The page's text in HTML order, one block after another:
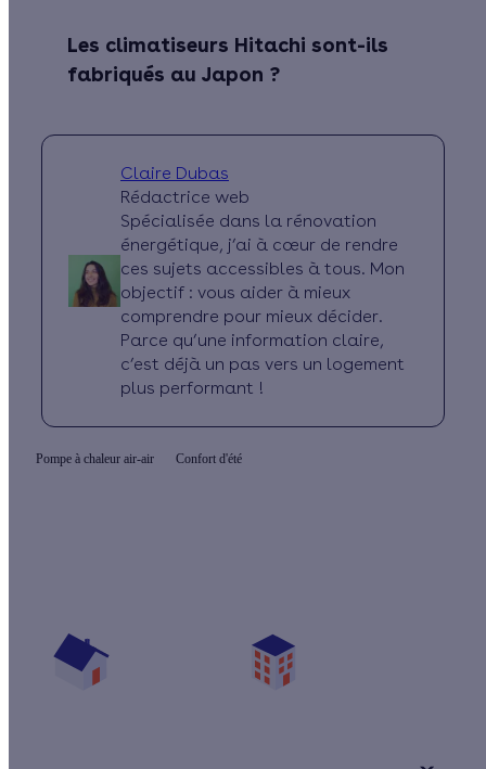
Les climatiseurs Hitachi sont-ils
fabriqués au Japon ?
Claire Dubas
Rédactrice web
Spécialisée dans la rénovation
énergétique, j’ai à cœur de rendre
ces sujets accessibles à tous. Mon
objectif : vous aider à mieux
comprendre pour mieux décider.
Parce qu’une information claire,
c’est déjà un pas vers un logement
plus performant !
Pompe à chaleur air-air Confort d'été